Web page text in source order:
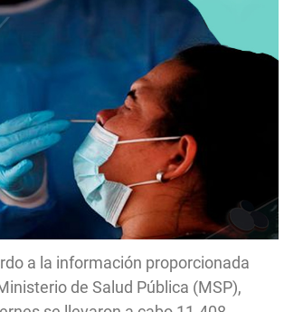
a la información proporcionada
de Salud Pública (MSP),